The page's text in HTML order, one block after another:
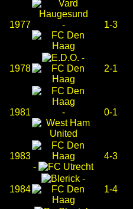
1977 - 1-3
1978
-
2-1
1981 - 0-1
1983
-
4-3
1984
-
1-4